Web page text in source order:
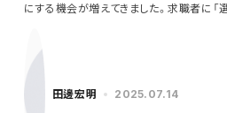
にする機会が増えてきました。求職者に「
田邊宏明 2025.07.14